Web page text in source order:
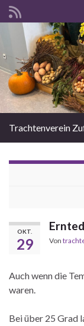
Trachtenverein
OKT.
29 Von
Auch wenn die
waren.
Bei über 25 Grad